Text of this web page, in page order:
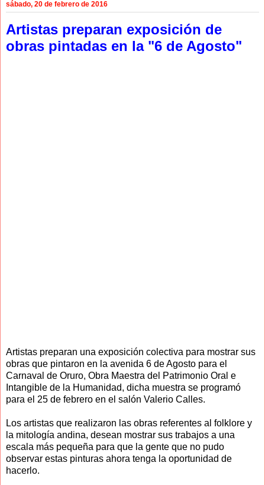
sábado, 20 de febrero de 2016
Artistas preparan exposición de
obras pintadas en la "6 de Agosto"
Artistas preparan una exposición colectiva para mostrar sus
obras que pintaron en la avenida 6 de Agosto para el
Carnaval de Oruro, Obra Maestra del Patrimonio Oral e
Intangible de la Humanidad, dicha muestra se programó
para el 25 de febrero en el salón Valerio Calles.
Los artistas que realizaron las obras referentes al folklore y
la mitología andina, desean mostrar sus trabajos a una
escala más pequeña para que la gente que no pudo
observar estas pinturas ahora tenga la oportunidad de
hacerlo.